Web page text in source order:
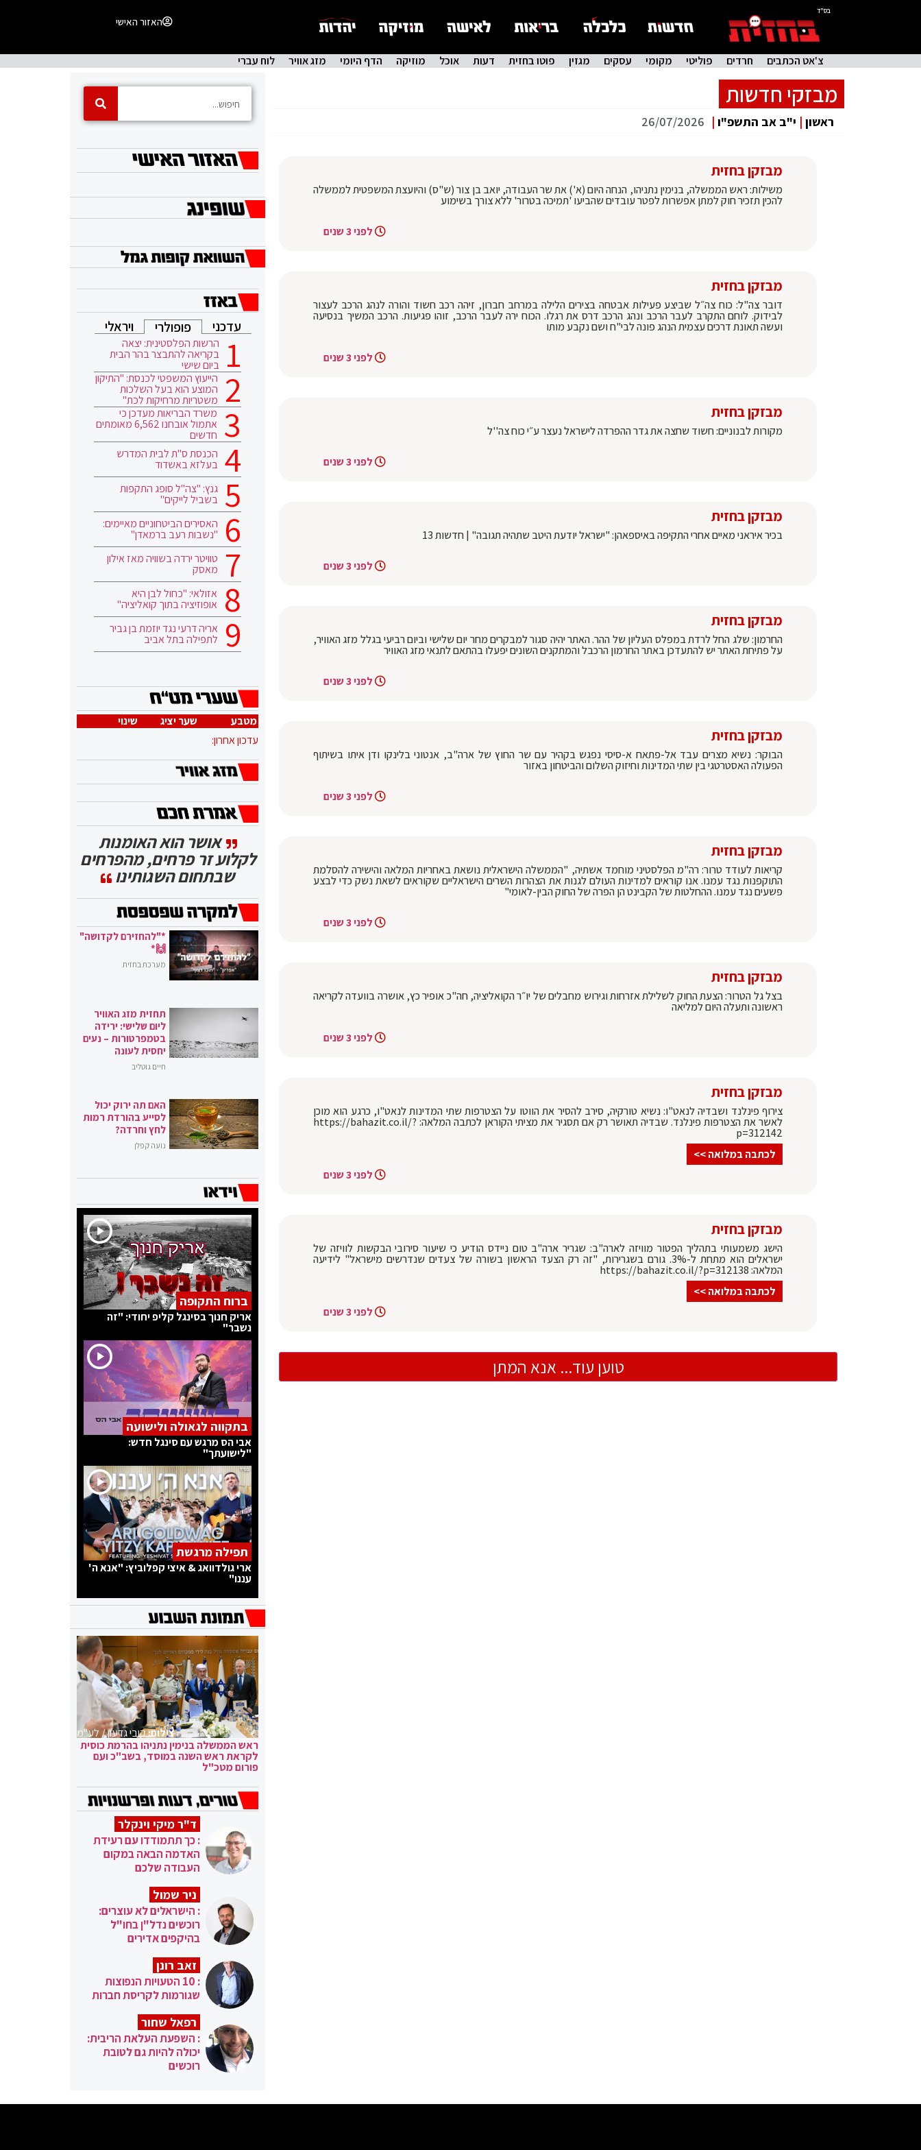
בס"ד
האזור האישי
צ'אט הכתבים חרדים פוליטי מקומי עסקים מגזין פוטו בחזית דעות אוכל מוזיקה הדף היומי מזג אוויר לוח עברי
מבזקי חדשות
ראשון | י"ב אב התשפ"ו |
26/07/2026
מבזקן בחזית
משילות: ראש הממשלה, בנימין נתניהו, הנחה היום (א') את שר העבודה, יואב בן צור (ש"ס) והיועצת המשפטית לממשלה
להכין תזכיר חוק למתן אפשרות לפטר עובדים שהביעו 'תמיכה בטרור' ללא צורך בשימוע
לפני 3 שנים
מבזקן בחזית
דובר צה"ל: כוח צה״ל שביצע פעילות אבטחה בצירים הלילה במרחב חברון, זיהה רכב חשוד והורה לנהג הרכב לעצור
לבידוק. לוחם התקרב לעבר הרכב ונהג הרכב דרס את רגלו. הכוח ירה לעבר הרכב, זוהו פגיעות. הרכב המשיך בנסיעה
ועשה תאונת דרכים עצמית הנהג פונה לבי"ח ושם נקבע מותו
לפני 3 שנים
מבזקן בחזית
מקורות לבנוניים: חשוד שחצה את גדר ההפרדה לישראל נעצר ע״י כוח צה''ל
לפני 3 שנים
מבזקן בחזית
בכיר איראני מאיים אחרי התקיפה באיספאהן: "ישראל יודעת היטב שתהיה תגובה" | חדשות 13
לפני 3 שנים
מבזקן בחזית
החרמון: שלג החל לרדת במפלס העליון של ההר. האתר יהיה סגור למבקרים מחר יום שלישי וביום רביעי בגלל מזג האוויר,
על פתיחת האתר יש להתעדכן באתר החרמון הרכבל והמתקנים השונים יפעלו בהתאם לתנאי מזג האוויר
לפני 3 שנים
מבזקן בחזית
הבוקר: נשיא מצרים עבד אל-פתאח א-סיסי נפגש בקהיר עם שר החוץ של ארה"ב, אנטוני בלינקו ודן איתו בשיתוף
הפעולה האסטרטגי בין שתי המדינות וחיזוק השלום והביטחון באזור
לפני 3 שנים
מבזקן בחזית
קריאות לעודד טרור: רה"מ הפלסטיני מוחמד אשתיה, "הממשלה הישראלית נושאת באחריות המלאה והישירה להסלמת
התוקפנות נגד עמנו. אנו קוראים למדינות העולם לגנות את הצהרות השרים הישראליים שקוראים לשאת נשק כדי לבצע
פשעים נגד עמנו. ההחלטות של הקבינט הן הפרה של החוק הבין-לאומי"
לפני 3 שנים
מבזקן בחזית
בצל גל הטרור: הצעת החוק לשלילת אזרחות וגירוש מחבלים של יו״ר הקואליציה, חה"כ אופיר כץ, אושרה בוועדה לקריאה
ראשונה ותעלה היום למליאה
לפני 3 שנים
מבזקן בחזית
צירוף פינלנד ושבדיה לנאט"ו: נשיא טורקיה, סירב להסיר את הווטו על הצטרפות שתי המדינות לנאט"ו, כרגע הוא מוכן
לאשר את הצטרפות פינלנד. שבדיה תאושר רק אם תסגיר את מציתי הקוראן לכתבה המלאה: https://bahazit.co.il/?
p=312142
לכתבה במלואה >>
לפני 3 שנים
מבזקן בחזית
הישג משמעותי בתהליך הפטור מוויזה לארה"ב: שגריר ארה"ב טום ניידס הודיע כי שיעור סירובי הבקשות לוויזה של
ישראלים הוא מתחת ל-3%. גורם בשגרירות, "זה רק הצעד הראשון בשורה של צעדים שנדרשים מישראל" לידיעה
המלאה: https://bahazit.co.il/?p=312138
לכתבה במלואה >>
לפני 3 שנים
טוען עוד... אנא המתן
עדכני פופולרי ויראלי
הרשות הפלסטינית: יצאה
בקריאה להתבצר בהר הבית
ביום שישי
הייעוץ המשפטי לכנסת: "התיקון
המוצע הוא בעל השלכות
משטריות מרחיקות לכת"
משרד הבריאות מעדכן כי
אתמול אובחנו 6,562 מאומתים
חדשים
הכנסת ס"ת לבית המדרש
בעלזא באשדוד
גנץ: "צה"ל סופג התקפות
בשביל לייקים"
האסירים הביטחוניים מאיימים:
"נשבות רעב ברמאדן"
טוויטר ירדה בשוויה מאז אילון
מאסק
אזולאי: "כחול לבן היא
אופוזיציה בתוך קואליציה"
אריה דרעי נגד יוזמת בן גביר
לתפילה בתל אביב
מטבע שער יציג
שינוי
עדכון אחרון:
אושר הוא האומנות
לקלוע זר פרחים, מהפרחים
שבתחום השגותינו
*"להחזירם לקדושה"
🙌*
מערכת בחזית
תחזית מזג האוויר
ליום שלישי: ירידה
בטמפרטורות – נעים
יחסית לעונה
חיים גוטליב
האם תה ירוק יכול
לסייע בהורדת רמות
לחץ וחרדה?
נועה קפלן
ברוח התקופה
אריק חנוך בסינגל קליפ יחודי: "זה
נשבר"
בתקווה לגאולה ולישועה
אבי הס מרגש עם סינגל חדש:
"לישועתך"
תפילה מרגשת
ארי גולדוואג & איצי קפלוביץ: "אנא ה'
עננו"
צילום:קובי גדעון / לע"מ
ראש הממשלה בנימין נתניהו בהרמת כוסית
לקראת ראש השנה במוסד, בשב"כ ועם
פורום מטכ"ל
ד"ר מיקי וינקלר
: כך תתמודדו עם רעידת
האדמה הבאה במקום
העבודה שלכם
ניר שמול
: הישראלים לא עוצרים:
רוכשים נדל"ן בחו"ל
בהיקפים אדירים
זאב רונן
: 10 הטעויות הנפוצות
שגורמות לקריסת חברות
רפאל שחור
: השפעת העלאת הריבית:
יכולה להיות גם לטובת
רוכשים